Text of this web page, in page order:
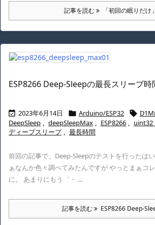
記事を読む 「初回の眠りだけ
ESP8266 Deep-Sleepの最長スリープ時
 2023年6月14日  Arduino/ESP32 
DeepSleep , deepSleepMax , ESP8266 ,
ディープスリープ , 最長時間
前回の記事で、Deep-Sleepのテストを行ったは
ぁなんか色々調べてみたんですが やっとまぁコ
に。 あまりにもう゛・ ...
記事を読む ESP8266 Deep-